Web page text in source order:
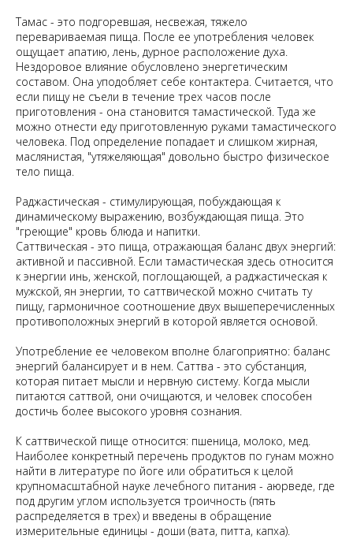
Тамас - это подгоревшая, несвежая, тяжело
перевариваемая пища. После ее употребления человек
ощущает апатию, лень, дурное расположение духа.
Нездоровое влияние обусловлено энергетическим
составом. Она уподобляет себе контактера. Считается, что
если пищу не съели в течение трех часов после
приготовления - она становится тамастической. Туда же
можно отнести еду приготовленную руками тамастического
человека. Под определение попадает и слишком жирная,
маслянистая, "утяжеляющая" довольно быстро физическое
тело пища.
Раджастическая - стимулирующая, побуждающая к
динамическому выражению, возбуждающая пища. Это
"греющие" кровь блюда и напитки.
Саттвическая - это пища, отражающая баланс двух энергий:
активной и пассивной. Если тамастическая здесь относится
к энергии инь, женской, поглощающей, а раджастическая к
мужской, ян энергии, то саттвической можно считать ту
пищу, гармоничное соотношение двух вышеперечисленных
противоположных энергий в которой является основой.
Употребление ее человеком вполне благоприятно: баланс
энергий балансирует и в нем. Саттва - это субстанция,
которая питает мысли и нервную систему. Когда мысли
питаются саттвой, они очищаются, и человек способен
достичь более высокого уровня сознания.
К саттвической пище относится: пшеница, молоко, мед.
Наиболее конкретный перечень продуктов по гунам можно
найти в литературе по йоге или обратиться к целой
крупномасштабной науке лечебного питания - аюрведе, где
под другим углом используется троичность (пять
распределяется в трех) и введены в обращение
измерительные единицы - доши (вата, питта, капха).